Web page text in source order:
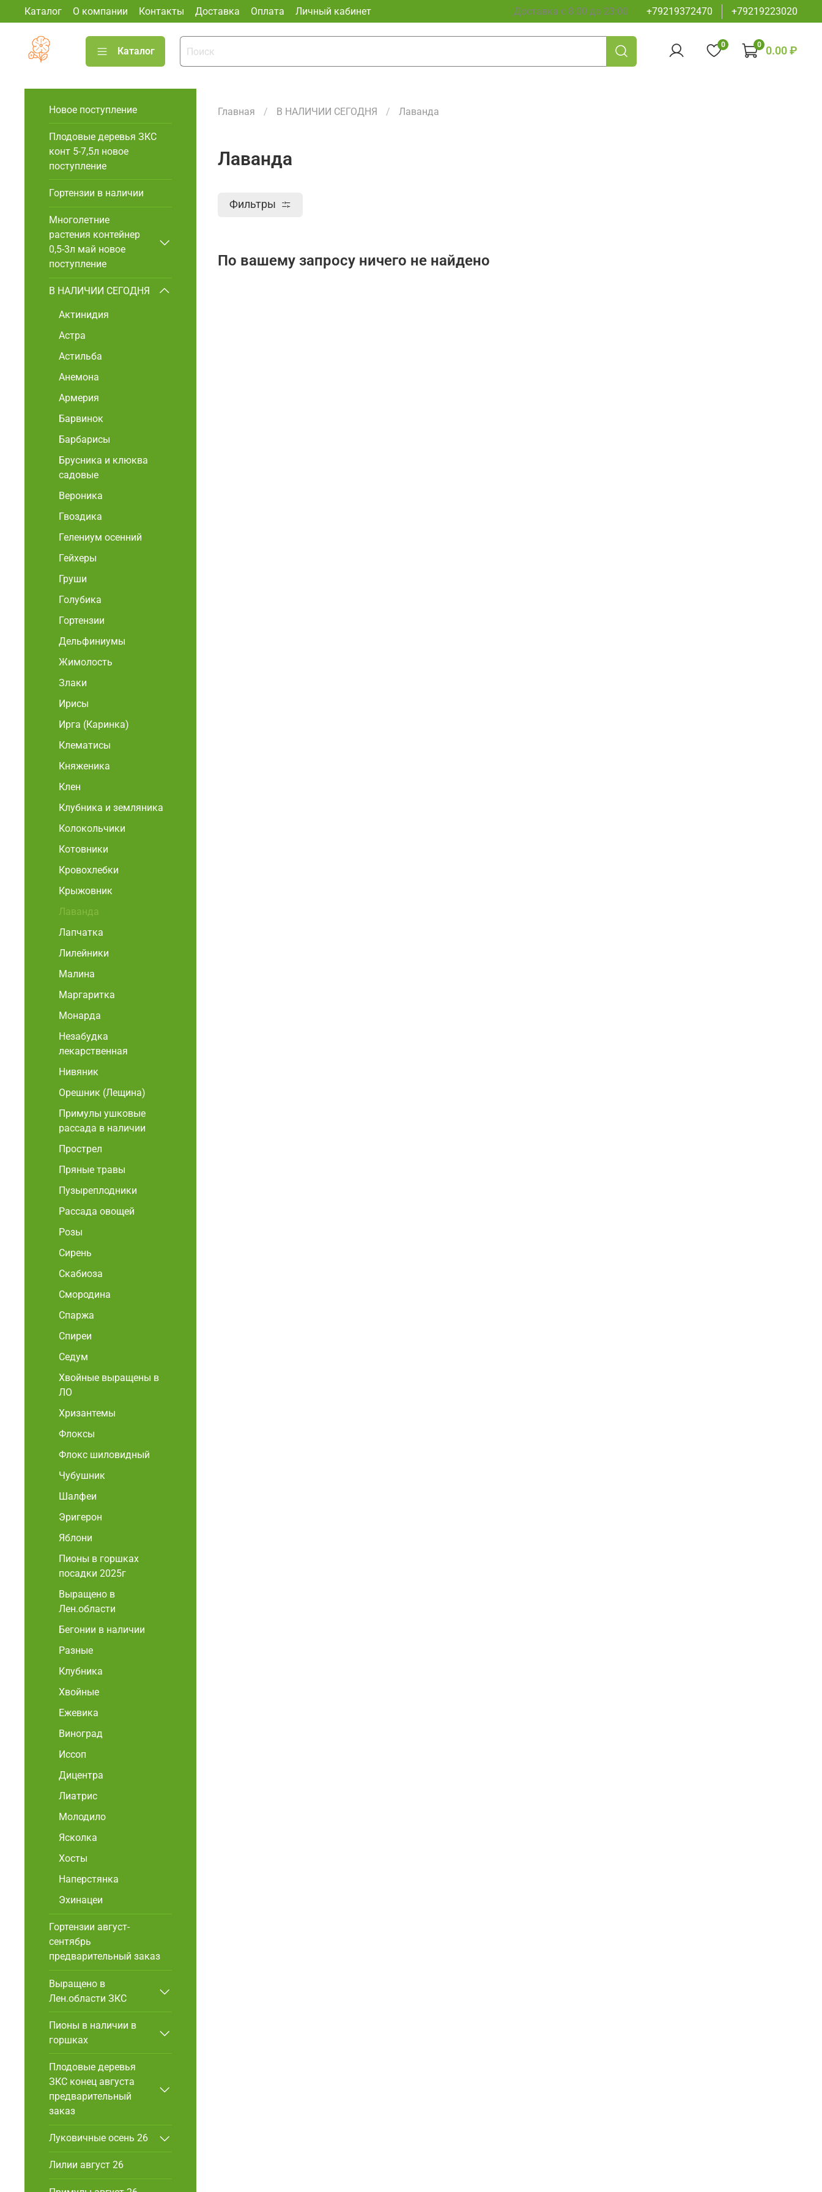
Каталог О компании Контакты Доставка Оплата Личный кабинет Доставка с 8:00 до 23:00 +79219372470 +79219223020
Каталог
0 0 0.00 ₽
Главная В НАЛИЧИИ СЕГОДНЯ Лаванда
Лаванда
Фильтры
По вашему запросу ничего не найдено
Новое поступление
Плодовые деревья ЗКС
конт 5-7,5л новое
поступление
Гортензии в наличии
Многолетние
растения контейнер
0,5-3л май новое
поступление
В НАЛИЧИИ СЕГОДНЯ
Актинидия
Астра
Астильба
Анемона
Армерия
Барвинок
Барбарисы
Брусника и клюква
садовые
Вероника
Гвоздика
Гелениум осенний
Гейхеры
Груши
Голубика
Гортензии
Дельфиниумы
Жимолость
Злаки
Ирисы
Ирга (Каринка)
Клематисы
Княженика
Клен
Клубника и земляника
Колокольчики
Котовники
Кровохлебки
Крыжовник
Лаванда
Лапчатка
Лилейники
Малина
Маргаритка
Монарда
Незабудка
лекарственная
Нивяник
Орешник (Лещина)
Примулы ушковые
рассада в наличии
Прострел
Пряные травы
Пузыреплодники
Рассада овощей
Розы
Сирень
Скабиоза
Смородина
Спаржа
Спиреи
Седум
Хвойные выращены в
ЛО
Хризантемы
Флоксы
Флокс шиловидный
Чубушник
Шалфеи
Эригерон
Яблони
Пионы в горшках
посадки 2025г
Выращено в
Лен.области
Бегонии в наличии
Разные
Клубника
Хвойные
Ежевика
Виноград
Иссоп
Дицентра
Лиатрис
Молодило
Ясколка
Хосты
Наперстянка
Эхинацеи
Гортензии август-
сентябрь
предварительный заказ
Выращено в
Лен.области ЗКС
Пионы в наличии в
горшках
Плодовые деревья
ЗКС конец августа
предварительный
заказ
Луковичные осень 26
Лилии август 26